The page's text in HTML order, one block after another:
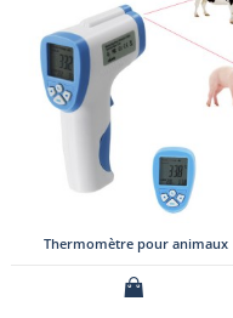
Thermomètre pour animaux